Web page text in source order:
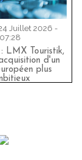
Juillet 2026 -
07:28
LMX Touristik,
d'un
plus